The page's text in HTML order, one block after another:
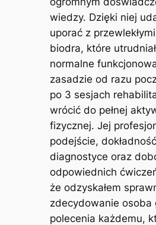
wiedzy. Dzięki niej
uporać z
biodra, które
normalne
zasadzie od razu
po 3 sesjach
wrócić do pełnej
fizycznej. Jej
podejście,
diagnostyce oraz
odpowiednich
że odzyskałem
zdecydowanie osoba
polecenia każdemu,